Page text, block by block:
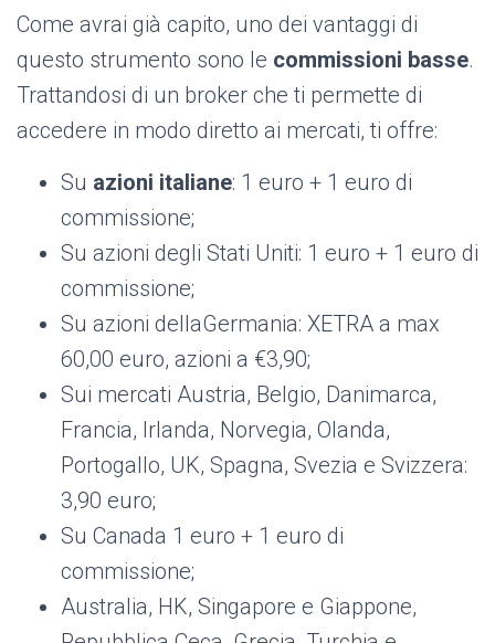
Come avrai già capito, uno dei vantaggi di
questo strumento sono le commissioni basse.
Trattandosi di un broker che ti permette di
accedere in modo diretto ai mercati, ti offre:
Su azioni italiane: 1 euro + 1 euro di
commissione;
Su azioni degli Stati Uniti: 1 euro + 1 euro di
commissione;
Su azioni dellaGermania: XETRA a max
60,00 euro, azioni a €3,90;
Sui mercati Austria, Belgio, Danimarca,
Francia, Irlanda, Norvegia, Olanda,
Portogallo, UK, Spagna, Svezia e Svizzera:
3,90 euro;
Su Canada 1 euro + 1 euro di
commissione;
Australia, HK, Singapore e Giappone,